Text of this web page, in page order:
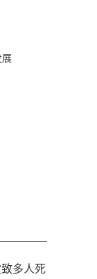
展
多人死